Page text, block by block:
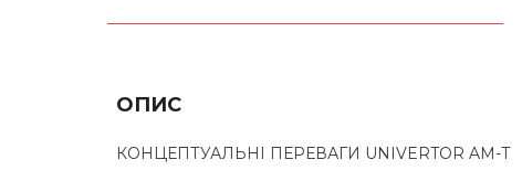
ОПИС
КОНЦЕПТУАЛЬНІ ПЕРЕВАГИ UNIVERTOR AM-T